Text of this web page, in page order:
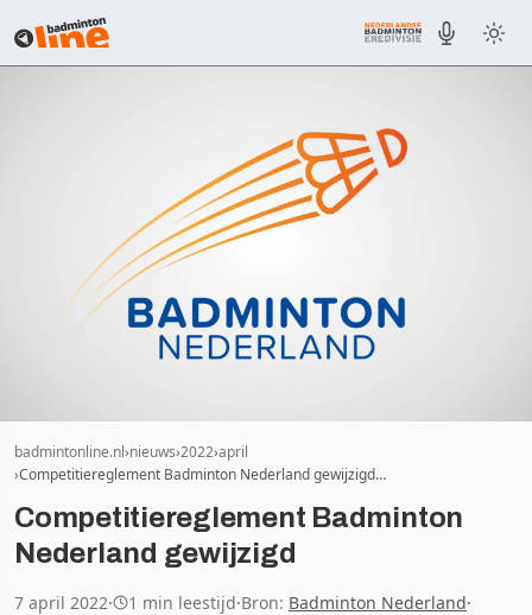
badmintonline.nl nieuws 2022 april
Competitiereglement Badminton Nederland gewijzigd…
Competitiereglement Badminton
Nederland gewijzigd
7 april 2022· 1 min leestijd·Bron: Badminton Nederland·